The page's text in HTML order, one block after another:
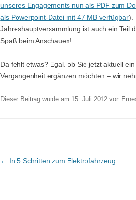
unseres Engagements nun als PDF zum
als Powerpoint-Datei mit 47 MB verfügbar).
Jahreshauptversammlung ist auch ein Teil
Spaß beim Anschauen!
Da fehlt etwas? Egal, ob Sie jetzt aktuell
Vergangenheit ergänzen möchten – wir
Dieser Beitrag wurde am 15. Juli 2012 von
B
← In 5 Schritten zum Elektrofahrzeug